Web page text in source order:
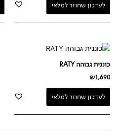
לעדכון שחוזר למלאי
כוננית גבוהה RATY
₪1,690
לעדכון שחוזר למלאי